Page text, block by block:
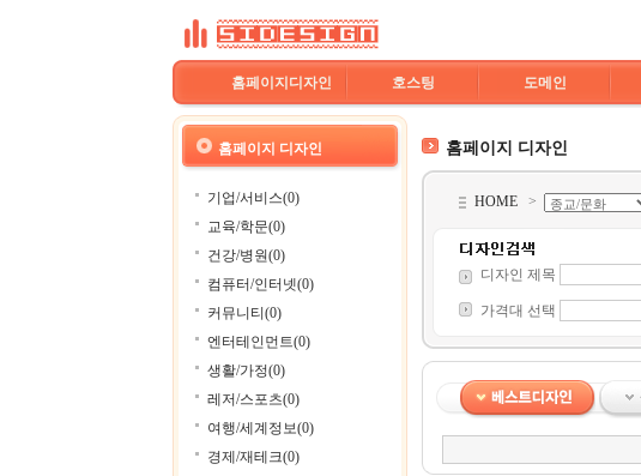
홈페이지디자인 호스팅 도메인
홈페이지 디자인
기업/서비스(0)
교육/학문(0)
건강/병원(0)
컴퓨터/인터넷(0)
커뮤니티(0)
엔터테인먼트(0)
생활/가정(0)
레저/스포츠(0)
여행/세계정보(0)
경제/재테크(0)
홈페이지 디자인
HOME >
디자인 제목
가격대 선택